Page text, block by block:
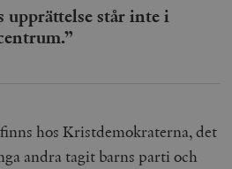
upprättelse står inte i
hos Kristdemokraterna, det
andra tagit barns parti och